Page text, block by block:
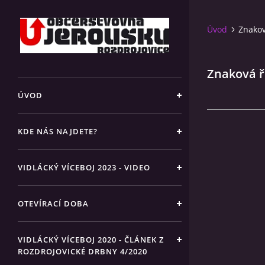
ÚVOD
KDE NÁS NAJDETE?
VIDLÁCKÝ VÍCEBOJ 2023 - VIDEO
OTEVÍRACÍ DOBA
VIDLÁCKÝ VÍCEBOJ 2020 - ČLÁNEK Z
ROZDROJOVICKÉ DRBNY 4/2020
Úvod
Znaková